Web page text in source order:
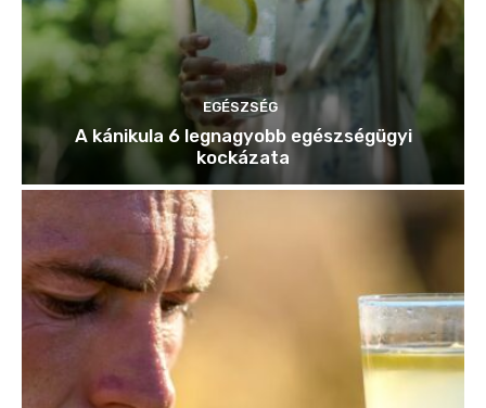
EGÉSZSÉG
A kánikula 6 legnagyobb egészségügyi
kockázata